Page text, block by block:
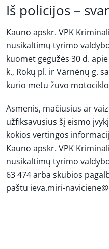
Iš policijos –
Kauno apskr. VPK
nusikaltimų tyrimo
kuomet gegužės 30 d.
k., Rokų pl. ir Varnėnų g.
kurio metu žuvo
Asmenis, mačiusius ar
užfiksavusius šį eismo
kokios vertingos
Kauno apskr. VPK
nusikaltimų tyrimo
63 474 arba skubios
paštu ieva.miri-